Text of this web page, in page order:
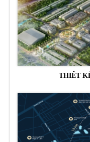
THIẾT